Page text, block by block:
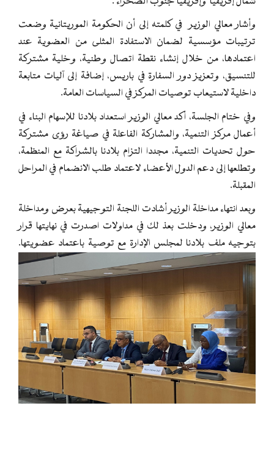
وأشار معالي الوزير في كلمته إلى أن الحكومة الموريتانية وضعت
ترتيبات مؤسسية لضمان الاستفادة المثلى من العضوية عند
اعتمادها، من خلال إنشاء نقطة اتصال وطنية، وخلية مشتركة
للتنسيق، وتعزيز دور السفارة في باريس، إضافة إلى آليات متابعة
داخلية لاستيعاب توصيات المركز في السياسات العامة.
وفي ختام الجلسة، أكد معالي الوزير استعداد بلادنا للإسهام البناء في
أعمال مركز التنمية، والمشاركة الفاعلة في صياغة رؤى مشتركة
حول تحديات التنمية، مجددا التزام بلادنا بالشراكة مع المنظمة،
وتطلعها إلى دعم الدول الأعضاء لاعتماد طلب الانضمام في المراحل
المقبلة.
وبعد انتهاء مداخلة الوزير أشادت اللجنة التوجيهية بعرض ومداخلة
معالي الوزير، ودخلت بعذ لك في مداولات اصدرت في نهايتها قرار
بتوجيه ملف بلادنا لمجلس الإدارة مع توصية باعتماد عضويتها.